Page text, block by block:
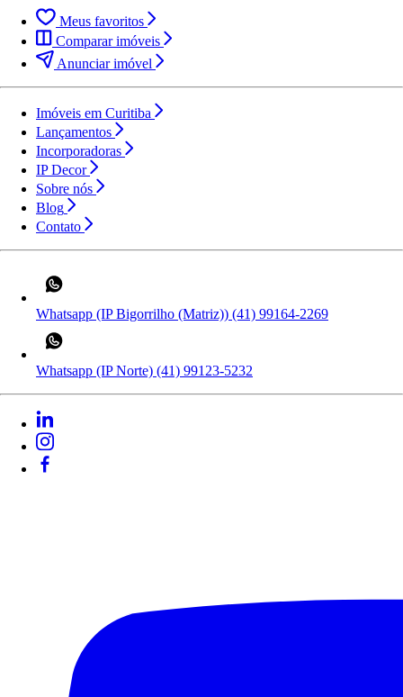
Meus favoritos
Comparar imóveis
Anunciar imóvel
Imóveis em Curitiba
Lançamentos
Incorporadoras
IP Decor
Sobre nós
Blog
Contato
Whatsapp (IP Bigorrilho (Matriz)) (41) 99164-2269
Whatsapp (IP Norte) (41) 99123-5232